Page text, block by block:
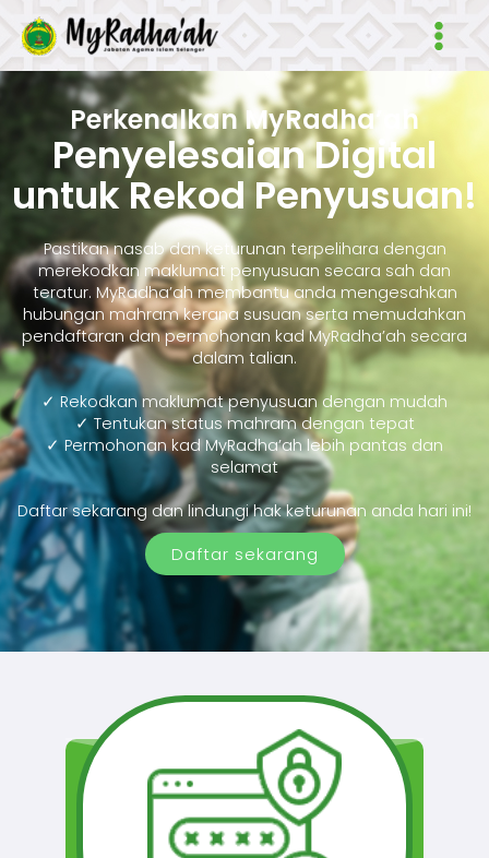
Main
Perkenalkan MyRadha’ah
Penyelesaian Digital
untuk Rekod Penyusuan!
Pastikan nasab dan keturunan terpelihara dengan
merekodkan maklumat penyusuan secara sah dan
teratur. MyRadha’ah membantu anda mengesahkan
hubungan mahram kerana susuan serta memudahkan
pendaftaran dan permohonan kad MyRadha’ah secara
dalam talian.
✓ Rekodkan maklumat penyusuan dengan mudah
✓ Tentukan status mahram dengan tepat
✓ Permohonan kad MyRadha’ah lebih pantas dan
selamat
Daftar sekarang dan lindungi hak keturunan anda hari ini!
Daftar sekarang